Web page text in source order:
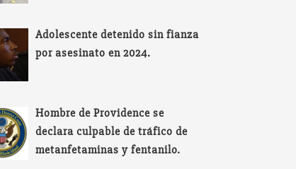
Adolescente detenido sin fianza
por asesinato en 2024.
Hombre de Providence se
declara culpable de tráfico de
metanfetaminas y fentanilo.